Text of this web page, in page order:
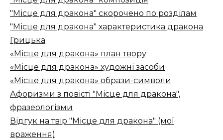
"Місце для дракона" скорочено по розділам
"Місце для дракона" характеристика дракона
Грицька
«Місце для дракона» план твору
«Місце для дракона» художні засоби
«Місце для дракона» образи-символи
Афоризми з повісті "Місце для дракона",
фразеологізми
Відгук на твір "Місце для дракона" (мої
враження)